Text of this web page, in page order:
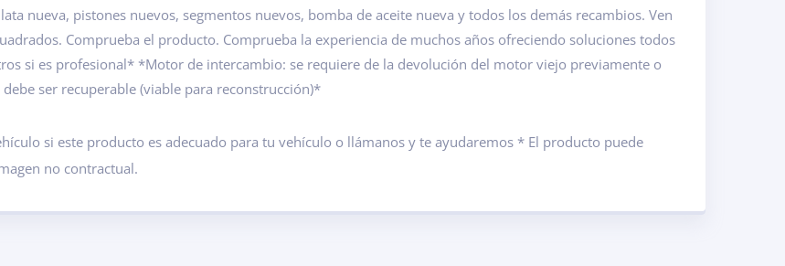
nueva, pistones nuevos, segmentos nuevos, bomba de aceite nueva y todos los demás recambios. Ven
Comprueba el producto. Comprueba la experiencia de muchos años ofreciendo soluciones todos
si es profesional* *Motor de intercambio: se requiere de la devolución del motor viejo previamente o
ser recuperable (viable para reconstrucción)*
si este producto es adecuado para tu vehículo o llámanos y te ayudaremos * El producto puede
no contractual.